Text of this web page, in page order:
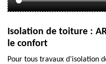
Isolation de toiture :
le confort
Pour tous travaux d’isolation